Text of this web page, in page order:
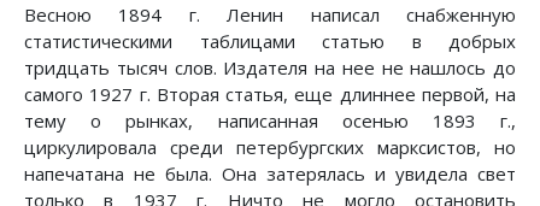
Весною 1894 г. Ленин написал снабженную
статистическими таблицами статью в добрых
тридцать тысяч слов. Издателя на нее не нашлось до
самого 1927 г. Вторая статья, еще длиннее первой, на
тему о рынках, написанная осенью 1893 г.,
циркулировала среди петербургских марксистов, но
напечатана не была. Она затерялась и увидела свет
только в 1937 г. Ничто не могло остановить